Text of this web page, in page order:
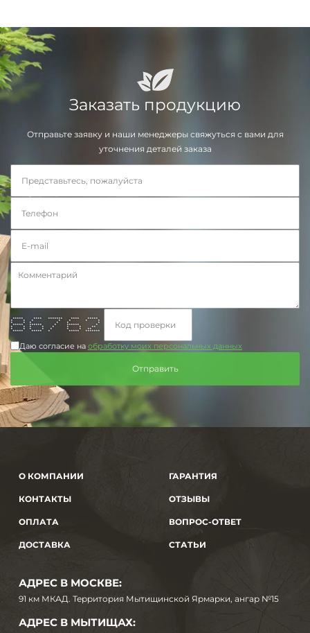
Заказать продукцию
Отправьте заявку и наши менеджеры свяжуться с вами для
уточнения деталей заказа
***** **** ******* **** *****
* * * * * * *
* * * * * *
***** ****** * ****** *
* * * * * * * **
* * * * * * * **
***** ***** * ***** *******
Даю согласие на обработку моих персональных данных
О КОМПАНИИ
КОНТАКТЫ
ОПЛАТА
ДОСТАВКА
ГАРАНТИЯ
ОТЗЫВЫ
ВОПРОС-ОТВЕТ
СТАТЬИ
АДРЕС В МОСКВЕ:
91 км МКАД. Территория Мытищинской Ярмарки, ангар №15
АДРЕС В МЫТИЩАХ: